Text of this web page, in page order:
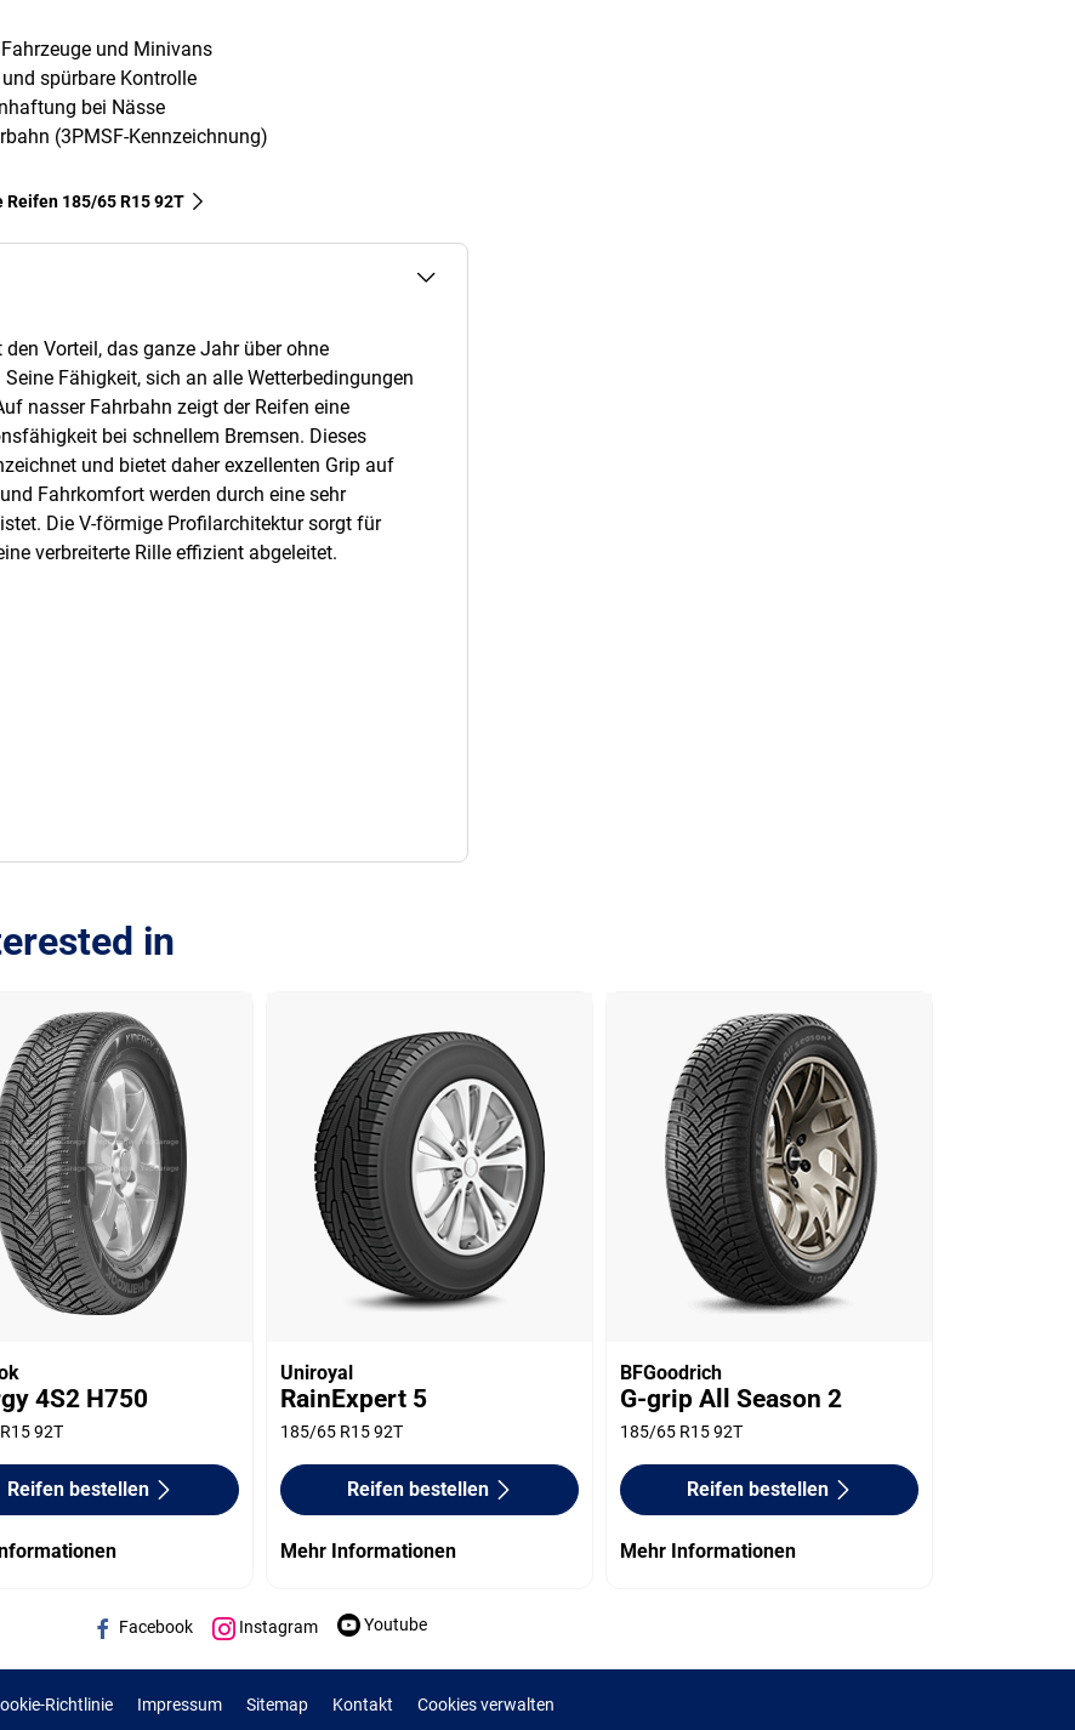
und Minivans
spürbare Kontrolle
bei Nässe
(3PMSF-Kennzeichnung)
Reifen‎ 185/65 R15 92T
Vorteil, das ganze Jahr über ohne
Fähigkeit, sich an alle Wetterbedingungen
nasser Fahrbahn zeigt der Reifen eine
bei schnellem Bremsen. Dieses
und bietet daher exzellenten Grip auf
Fahrkomfort werden durch eine sehr
Die V-förmige Profilarchitektur sorgt für
verbreiterte Rille effizient abgeleitet.
in
4S2 H750
92T
Reifen bestellen
Uniroyal
RainExpert 5
185/65 R15 92T
Reifen bestellen
Mehr Informationen
BFGoodrich
G-grip All Season 2
185/65 R15 92T
Reifen bestellen
Mehr Informationen
Facebook Instagram Youtube
Richtlinie Impressum Sitemap Kontakt Cookies verwalten